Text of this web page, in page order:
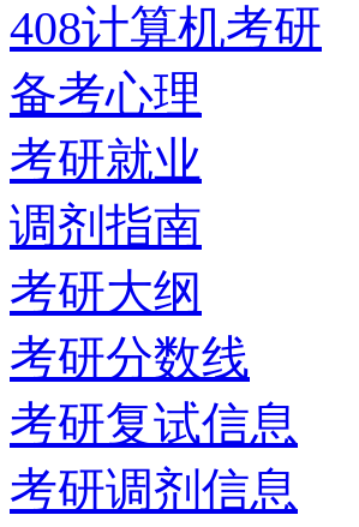
408计算机考研
备考心理
考研就业
调剂指南
考研大纲
考研分数线
考研复试信息
考研调剂信息